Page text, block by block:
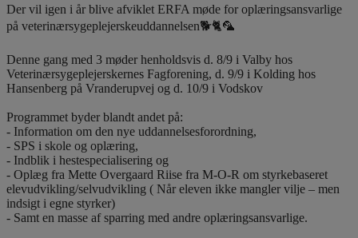
Der vil igen i år blive afviklet ERFA møde for oplæringsansvarlige
på veterinærsygeplejerskeuddannelsen🐕🐈🦜
Denne gang med 3 møder henholdsvis d. 8/9 i Valby hos
Veterinærsygeplejerskernes Fagforening, d. 9/9 i Kolding hos
Hansenberg på Vranderupvej og d. 10/9 i Vodskov
Programmet byder blandt andet på:
- Information om den nye uddannelsesforordning,
- SPS i skole og oplæring,
- Indblik i hestespecialisering og
- Oplæg fra Mette Overgaard Riise fra M-O-R om styrkebaseret
elevudvikling/selvudvikling ( Når eleven ikke mangler vilje – men
indsigt i egne styrker)
- Samt en masse af sparring med andre oplæringsansvarlige.